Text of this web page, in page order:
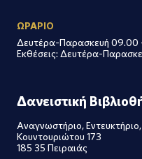
ΩΡΑΡΙΟ
Δευτέρα-Παρασκευή 09.00
Εκθέσεις: Δευτέρα-
Δανειστική
Αναγνωστήριο,
Κουντουριώτου 173
185 35 Πειραιάς